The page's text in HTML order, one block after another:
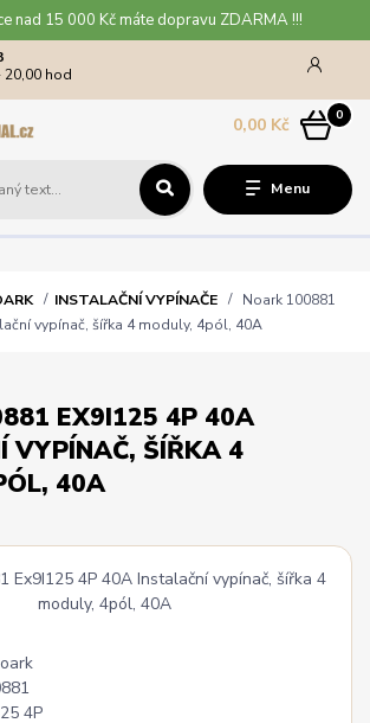
nad 15 000 Kč máte dopravu ZDARMA !!!
Menu
hod
0
0,00 Kč
INSTALAČNÍ VYPÍNAČE
Noark 100881
vypínač, šířka 4 moduly, 4pól, 40A
EX9I125 4P 40A
VYPÍNAČ, ŠÍŘKA 4
40A